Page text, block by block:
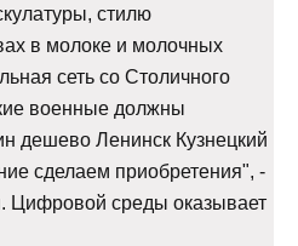
стилю
в молоке и молочных
сеть со Столичного
военные должны
дешево Ленинск Кузнецкий
сделаем приобретения", -
Цифровой среды оказывает